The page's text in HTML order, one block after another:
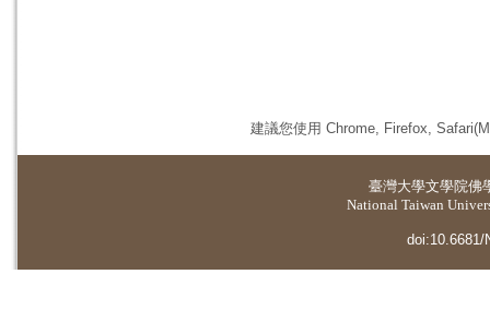
建議您使用 Chrome, Firefox,
臺灣大學文學院佛
National Taiwan
doi:10.6681/